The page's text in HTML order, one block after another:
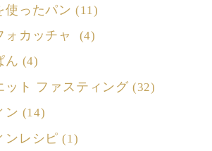
使ったパン (11)
ォカッチャ (4)
ん (4)
ット ファスティング (32)
ン (14)
ンレシピ (1)